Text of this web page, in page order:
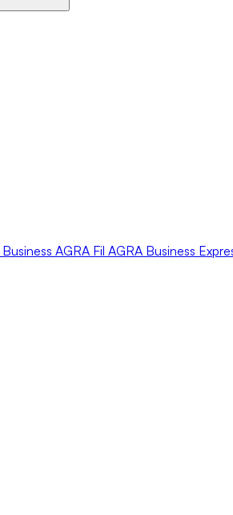
Business AGRA Fil AGRA Business